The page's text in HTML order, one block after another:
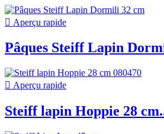
 Aperçu rapide
Pâques Steiff Lapin
 Aperçu rapide
Steiff lapin Hoppie 28